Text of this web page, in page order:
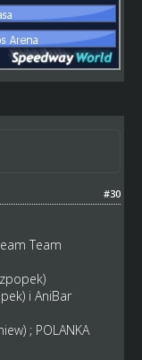
#30
Team
i AniBar
; POLANKA